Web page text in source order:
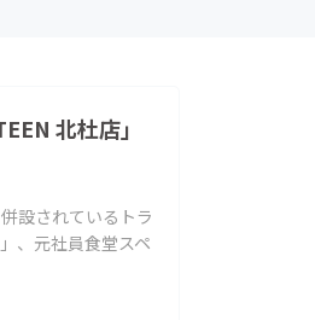
北杜店」
設されているトラ
、元社員食堂スペ